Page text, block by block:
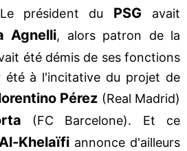
président du PSG
avait
Agnelli, alors patron de la
été démis de ses fonctions
été à l'incitative du projet de
Pérez (Real Madrid)
(FC Barcelone). Et ce
Khelaïfiannonce d'ailleurs